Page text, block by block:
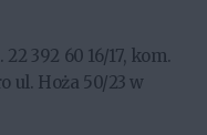
392 60 16/17, kom.
ul. Hoża 50/23 w